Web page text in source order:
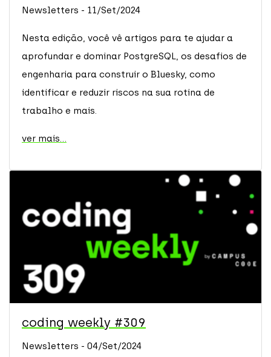
Newsletters - 11/Set/2024
Nesta edição, você vê artigos para te ajudar a
aprofundar e dominar PostgreSQL, os desafios de
engenharia para construir o Bluesky, como
identificar e reduzir riscos na sua rotina de
trabalho e mais.
ver mais...
coding weekly #309
Newsletters - 04/Set/2024